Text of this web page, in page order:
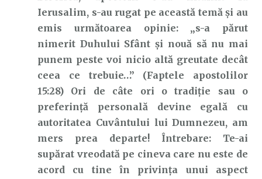
Ierusalim, s-au rugat pe această temă și au
emis următoarea opinie: „s-a părut
nimerit Duhului Sfânt şi nouă să nu mai
punem peste voi nicio altă greutate decât
ceea ce trebuie…” (Faptele apostolilor
15:28) Ori de câte ori o tradiție sau o
preferință personală devine egală cu
autoritatea Cuvântului lui Dumnezeu, am
mers prea departe! Întrebare: Te-ai
supărat vreodată pe cineva care nu este de
acord cu tine în privința unui aspect